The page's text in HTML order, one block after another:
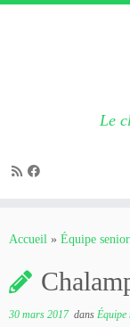
Le
Accueil » Équipe
30 mars 2017dans